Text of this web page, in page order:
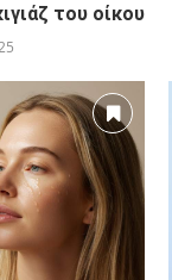
του οίκου